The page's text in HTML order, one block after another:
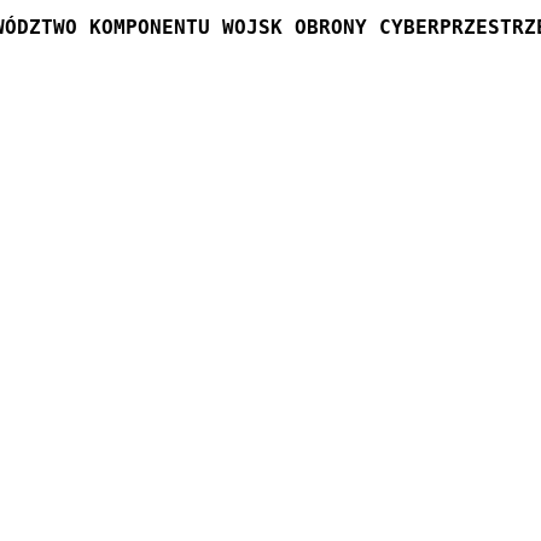
KOMPONENTU WOJSK OBRONY